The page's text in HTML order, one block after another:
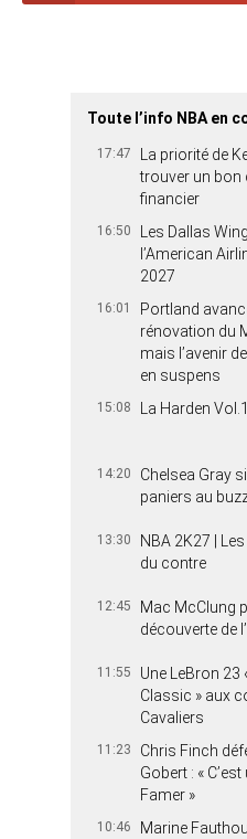
Toute l’info NBA en
17:47
La priorité de
trouver un bon
financier
16:50
Les Dallas
l’American
2027
16:01
Portland
rénovation du
mais l’avenir
en suspens
15:08 La Harden
14:20
Chelsea Gray
paniers au
13:30
NBA 2K27 |
du contre
12:45
Mac McClung
découverte de
11:55
Une LeBron 23
Classic » aux
Cavaliers
11:23
Chris Finch
Gobert : «
Famer »
10:46
Marine